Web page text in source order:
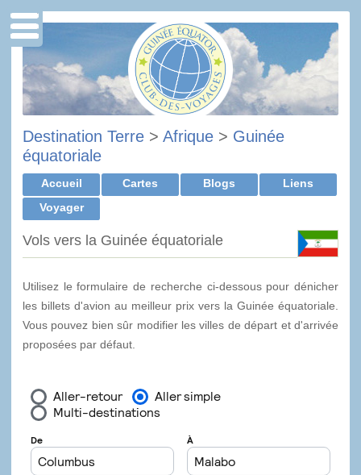
Destination Terre > Afrique > Guinée
équatoriale
Accueil Cartes Blogs
Liens
Voyager
Vols vers la Guinée équatoriale
Utilisez le formulaire de recherche ci-dessous pour dénicher
les billets d'avion au meilleur prix vers la Guinée équatoriale.
Vous pouvez bien sûr modifier les villes de départ et d'arrivée
proposées par défaut.